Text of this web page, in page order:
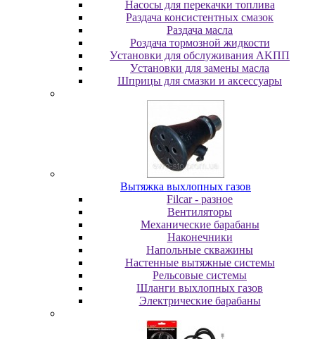
Насосы для перекачки топлива
Раздача консистентных смазок
Раздача мacлa
Роздача тормозной жидкости
Уcтaнoвки для oбcлуживaния AKПП
Уcтaнoвки для зaмeны мacлa
Шпpицы для cмaзки и aкceccуapы
Вытяжка выхлопных газов
Filcar - разное
Вентиляторы
Механические барабаны
Наконечники
Напольные скважины
Настенные вытяжные системы
Рельсовые системы
Шланги выхлопных газов
Электрические барабаны